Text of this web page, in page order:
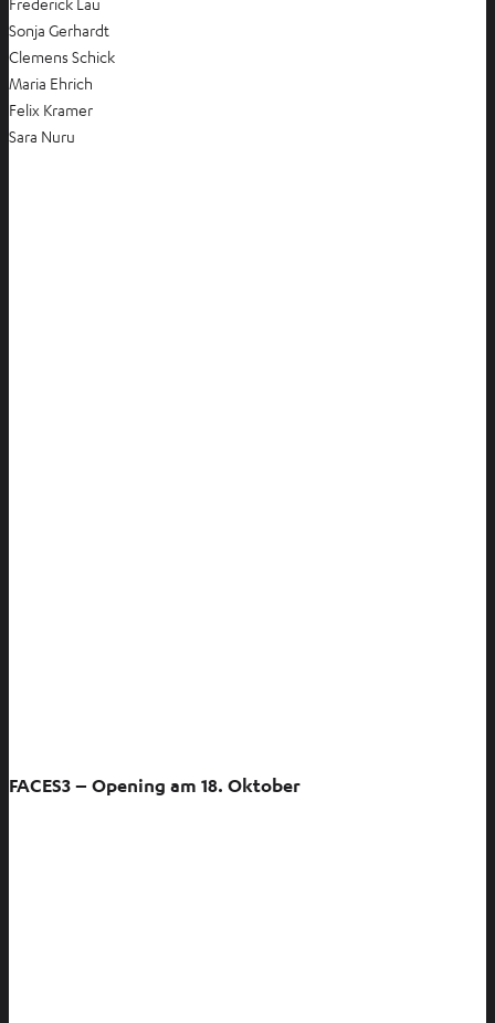
Sonja Gerhardt
Clemens Schick
Maria Ehrich
Felix Kramer
Sara Nuru
FACES3 – Opening am 18. Oktober